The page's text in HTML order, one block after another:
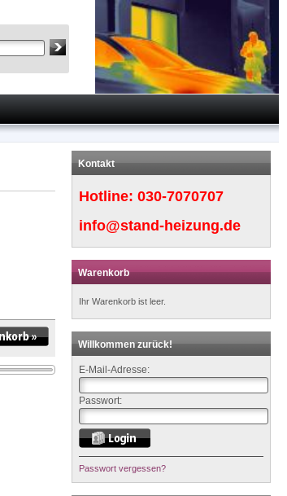
Kontakt
Hotline:030-7070707
info@stand-heizung.de
Warenkorb
Ihr Warenkorb ist leer.
Willkommen zurück!
E-Mail-Adresse:
Passwort:
Passwort vergessen?